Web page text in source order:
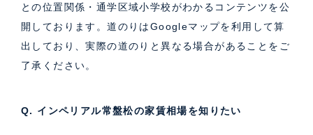
との位置関係・通学区域小学校がわかるコンテンツを公
開しております。道のりはGoogleマップを利用して算
出しており、実際の道のりと異なる場合があることをご
了承ください。
Q. インペリアル常盤松の家賃相場を知りたい